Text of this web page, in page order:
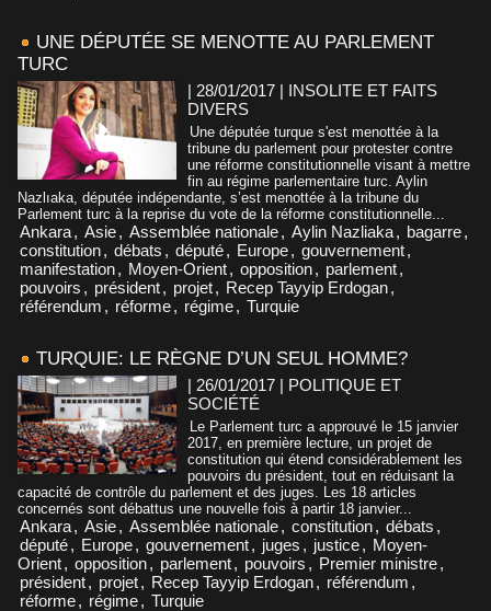
UNE DÉPUTÉE SE MENOTTE AU PARLEMENT
TURC
| 28/01/2017 | INSOLITE ET FAITS
DIVERS
Une députée turque s'est menottée à la
tribune du parlement pour protester contre
une réforme constitutionnelle visant à mettre
fin au régime parlementaire turc. Aylin
Nazlıaka, députée indépendante, s’est menottée à la tribune du
Parlement turc à la reprise du vote de la réforme constitutionnelle...
Ankara, Asie, Assemblée nationale, Aylin Nazliaka, bagarre,
constitution, débats , député, Europe, gouvernement,
manifestation, Moyen-Orient, opposition, parlement,
pouvoirs , président, projet, Recep Tayyip Erdogan,
référendum , réforme, régime, Turquie
TURQUIE: LE RÈGNE D’UN SEUL HOMME?
| 26/01/2017 | POLITIQUE ET
SOCIÉTÉ
Le Parlement turc a approuvé le 15 janvier
2017, en première lecture, un projet de
constitution qui étend considérablement les
pouvoirs du président, tout en réduisant la
capacité de contrôle du parlement et des juges. Les 18 articles
concernés sont débattus une nouvelle fois à partir 18 janvier...
Ankara, Asie, Assemblée nationale, constitution, débats ,
député, Europe, gouvernement, juges , justice, Moyen-
Orient, opposition, parlement, pouvoirs , Premier ministre,
président, projet, Recep Tayyip Erdogan, référendum ,
réforme, régime, Turquie